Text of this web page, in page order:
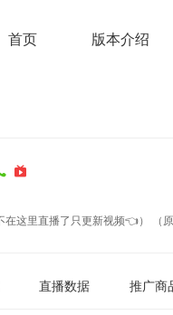
首页 版本介绍
简介
直播数据 推广商